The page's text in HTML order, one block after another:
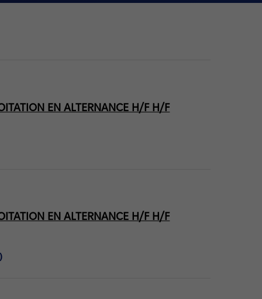
EN ALTERNANCE H/F H/F
EN ALTERNANCE H/F H/F